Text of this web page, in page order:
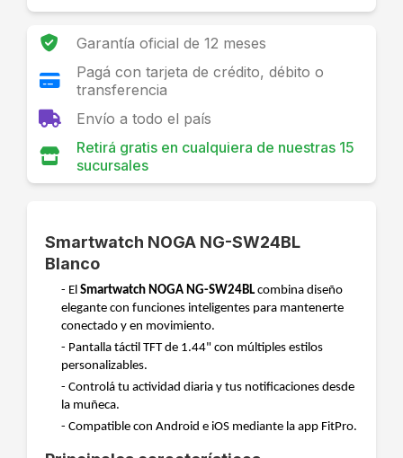
Garantía oficial de 12 meses
Pagá con tarjeta de crédito, débito o
transferencia
Envío a todo el país
Retirá gratis en cualquiera de nuestras 15
sucursales
Smartwatch NOGA NG-SW24BL
Blanco
- El Smartwatch NOGA NG-SW24BLcombina diseño
elegante con funciones inteligentes para mantenerte
conectado y en movimiento.
- Pantalla táctil TFT de 1.44" con múltiples estilos
personalizables.
- Controlá tu actividad diaria y tus notificaciones desde
la muñeca.
- Compatible con Android e iOS mediante la app FitPro.